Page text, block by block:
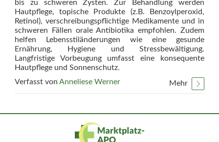
bis zu schweren Zysten. Zur Behandlung werden
Hautpflege, topische Produkte (z.B. Benzoylperoxid,
Retinol), verschreibungspflichtige Medikamente und in
schweren Fällen orale Antibiotika empfohlen. Zudem
helfen Lebensstiländerungen wie eine gesunde
Ernährung, Hygiene und Stressbewältigung.
Langfristige Vorbeugung umfasst eine konsequente
Hautpflege und Sonnenschutz.
Verfasst von Anneliese Werner Mehr